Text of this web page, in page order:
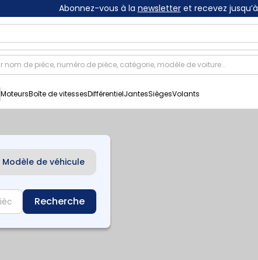
Abonnez-vous à la newsletteret recevez jusqu’à
MoteursBoîte de vitessesDifférentielJantesSiègesVolants
Modèle de véhicule
Recherche